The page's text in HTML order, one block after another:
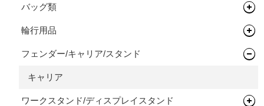
バッグ類
バックパック
バイクパッキング/アクセサリー
サドルバッグ
その他バッグ
輪行用品
輪行袋
その他輪行用品
フェンダー/キャリア/スタンド
キャリア
ワークスタンド/ディスプレイスタンド